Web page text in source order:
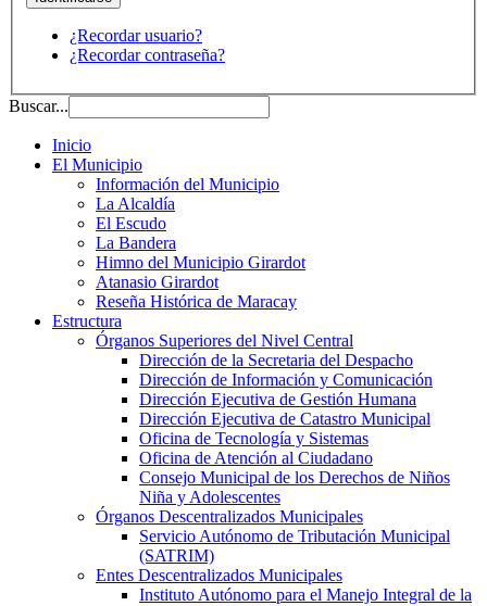
¿Recordar usuario?
¿Recordar contraseña?
Buscar...
Inicio
El Municipio
Información del Municipio
La Alcaldía
El Escudo
La Bandera
Himno del Municipio Girardot
Atanasio Girardot
Reseña Histórica de Maracay
Estructura
Órganos Superiores del Nivel Central
Dirección de la Secretaria del Despacho
Dirección de Información y Comunicación
Dirección Ejecutiva de Gestión Humana
Dirección Ejecutiva de Catastro Municipal
Oficina de Tecnología y Sistemas
Oficina de Atención al Ciudadano
Consejo Municipal de los Derechos de Niños
Niña y Adolescentes
Órganos Descentralizados Municipales
Servicio Autónomo de Tributación Municipal
(SATRIM)
Entes Descentralizados Municipales
Instituto Autónomo para el Manejo Integral de la